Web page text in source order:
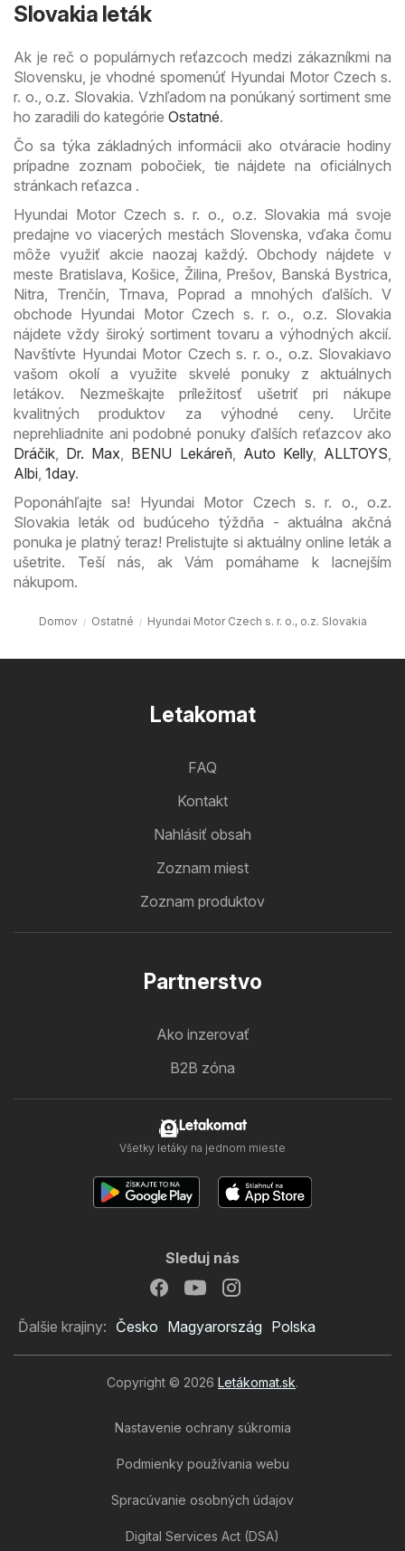
Slovakia leták
Ak je reč o populárnych reťazcoch medzi zákazníkmi na
Slovensku, je vhodné spomenúť Hyundai Motor Czech s.
r. o., o.z. Slovakia. Vzhľadom na ponúkaný sortiment sme
ho zaradili do kategórie Ostatné.
Čo sa týka základných informácii ako otváracie hodiny
prípadne zoznam pobočiek, tie nájdete na oficiálnych
stránkach reťazca .
Hyundai Motor Czech s. r. o., o.z. Slovakia má svoje
predajne vo viacerých mestách Slovenska, vďaka čomu
môže využiť akcie naozaj každý. Obchody nájdete v
meste Bratislava, Košice, Žilina, Prešov, Banská Bystrica,
Nitra, Trenčín, Trnava, Poprad a mnohých ďalších. V
obchode Hyundai Motor Czech s. r. o., o.z. Slovakia
nájdete vždy široký sortiment tovaru a výhodných akcií.
Navštívte Hyundai Motor Czech s. r. o., o.z. Slovakiavo
vašom okolí a využite skvelé ponuky z aktuálnych
letákov. Nezmeškajte príležitosť ušetriť pri nákupe
kvalitných produktov za výhodné ceny. Určite
neprehliadnite ani podobné ponuky ďalších reťazcov ako
Dráčik, Dr. Max, BENU Lekáreň, Auto Kelly, ALLTOYS,
Albi, 1day.
Poponáhľajte sa! Hyundai Motor Czech s. r. o., o.z.
Slovakia leták od budúceho týždňa - aktuálna akčná
ponuka je platný teraz! Prelistujte si aktuálny online leták a
ušetrite. Teší nás, ak Vám pomáhame k lacnejším
nákupom.
Hyundai Motor Czech s. r.
Domov Ostatné Hyundai Motor Czech s. r. o., o.z. Slovakia
Letakomat
FAQ
Kontakt
Nahlásiť obsah
Zoznam miest
Zoznam produktov
Partnerstvo
Ako inzerovať
B2B zóna
Letakomat
Všetky letáky na jednom mieste
Sleduj nás
Ďalšie krajiny: Česko Magyarország Polska
Copyright © 2026 Letákomat.sk.
Nastavenie ochrany súkromia
Podmienky používania webu
Spracúvanie osobných údajov
Digital Services Act (DSA)